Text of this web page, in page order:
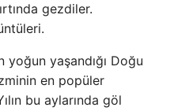
gezdiler.
yoğun yaşandığı Doğu
en popüler
bu aylarında göl